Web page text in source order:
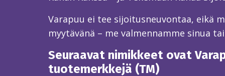
Varapuu ei tee sijoitusneuvontaa, eikä
myytävänä – me valmennamme sinua
Seuraavat nimikkeet ovat
tuotemerkkejä (TM)